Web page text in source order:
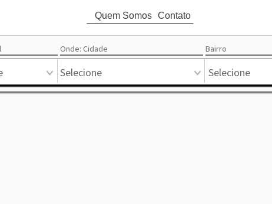
Quem Somos Contato
Livre Circular
attach_money
Mercado Mapa
Onde: Cidade Bairro
Selecione Selecione